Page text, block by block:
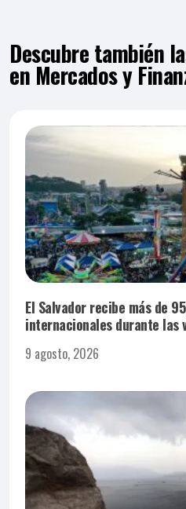
Descubre también
en Mercados y
El Salvador recibe más de
internacionales durante las
9 agosto, 2026